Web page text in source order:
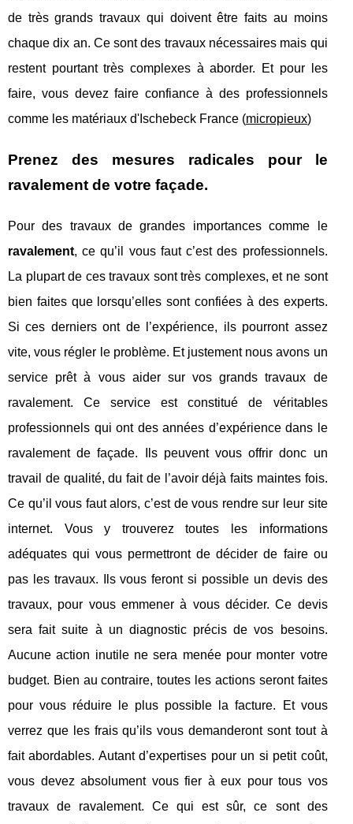
de très grands travaux qui doivent être faits au moins
chaque dix an. Ce sont des travaux nécessaires mais qui
restent pourtant très complexes à aborder. Et pour les
faire, vous devez faire confiance à des professionnels
comme les matériaux d'Ischebeck France (micropieux)
Prenez des mesures radicales pour le
ravalement de votre façade.
Pour des travaux de grandes importances comme le
ravalement, ce qu’il vous faut c’est des professionnels.
La plupart de ces travaux sont très complexes, et ne sont
bien faites que lorsqu’elles sont confiées à des experts.
Si ces derniers ont de l’expérience, ils pourront assez
vite, vous régler le problème. Et justement nous avons un
service prêt à vous aider sur vos grands travaux de
ravalement. Ce service est constitué de véritables
professionnels qui ont des années d’expérience dans le
ravalement de façade. Ils peuvent vous offrir donc un
travail de qualité, du fait de l’avoir déjà faits maintes fois.
Ce qu’il vous faut alors, c’est de vous rendre sur leur site
internet. Vous y trouverez toutes les informations
adéquates qui vous permettront de décider de faire ou
pas les travaux. Ils vous feront si possible un devis des
travaux, pour vous emmener à vous décider. Ce devis
sera fait suite à un diagnostic précis de vos besoins.
Aucune action inutile ne sera menée pour monter votre
budget. Bien au contraire, toutes les actions seront faites
pour vous réduire le plus possible la facture. Et vous
verrez que les frais qu’ils vous demanderont sont tout à
fait abordables. Autant d’expertises pour un si petit coût,
vous devez absolument vous fier à eux pour tous vos
travaux de ravalement. Ce qui est sûr, ce sont des